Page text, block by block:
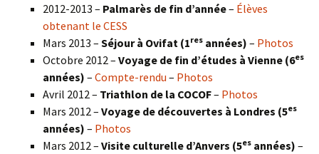
2012-2013 – Palmarès de fin d’année– Élèves
obtenant le CESS
Mars 2013 – Séjour à Ovifat (1res années) – Photos
Octobre 2012 – Voyage de fin d’études à Vienne (6es
années) – Compte-rendu – Photos
Avril 2012 – Triathlon de la COCOF– Photos
Mars 2012 – Voyage de découvertes à Londres (5es
années) – Photos
Mars 2012 – Visite culturelle d’Anvers (5es années) –